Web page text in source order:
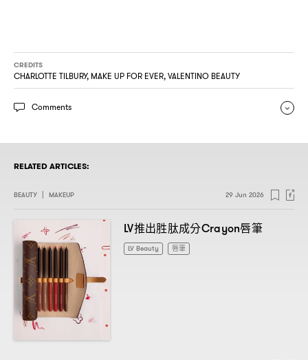
CREDITS
CHARLOTTE TILBURY, MAKE UP FOR EVER, VALENTINO BEAUTY
Comments
RELATED ARTICLES:
BEAUTY MAKEUP 29 Jun 2026
LV推出胜肽成分Crayon唇筆
LV Beauty 唇筆